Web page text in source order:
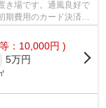
き場です。通風良好で
費用のカード決済が
：10,000円 )
5万円